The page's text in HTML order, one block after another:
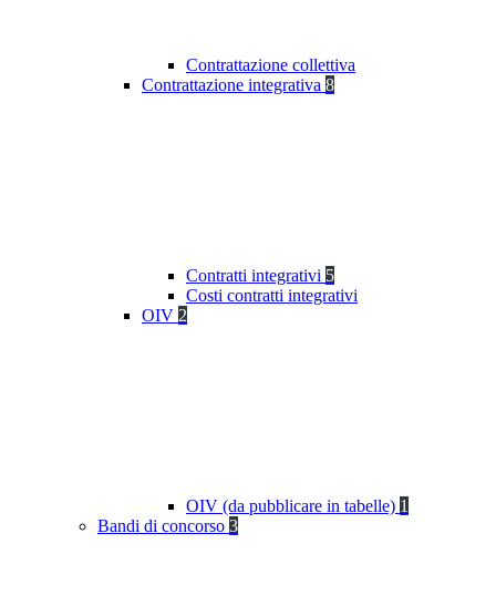
Contrattazione collettiva
Contrattazione integrativa 8
Contratti integrativi 5
Costi contratti integrativi
OIV 2
OIV (da pubblicare in tabelle) 1
Bandi di concorso 3